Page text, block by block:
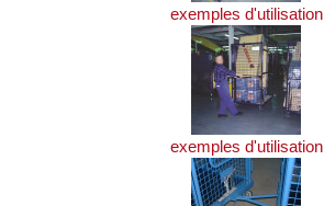
exemples d'utilisation
exemples d'utilisation